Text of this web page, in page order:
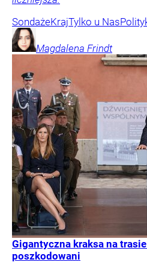
SondażeKrajTylko u Nas
Magdalena Frindt
Gigantyczna kraksa na
poszkodowani